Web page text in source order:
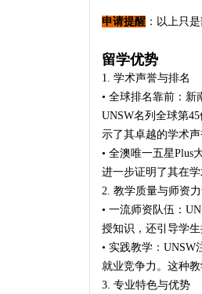
申请提醒 ：以上只
留学优势
1. 学术声誉与排名
• 全球排名靠前：新
UNSW名列全球第
示了其卓越的学术
• 全澳唯一五星Plus
进一步证明了其在
2. 教学质量与师资
• 一流师资队伍：
授知识，还引导学
• 实践教学：
就业竞争力。这种
3. 专业特色与优势